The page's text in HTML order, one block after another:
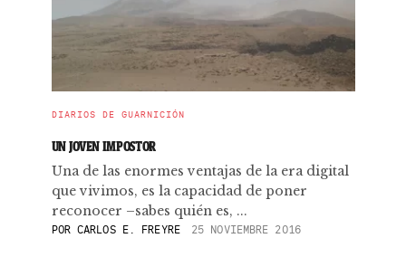
DIARIOS DE GUARNICIÓN
UN JOVEN IMPOSTOR
Una de las enormes ventajas de la era digital
que vivimos, es la capacidad de poner
reconocer –sabes quién es, ...
PORCARLOS E. FREYRE 25 NOVIEMBRE 2016